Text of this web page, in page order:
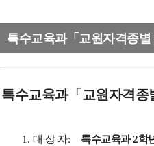
특수교육과「교원자격종
특수교육과「 교원자격종
1. 대 상 자:
특수교육과 2학